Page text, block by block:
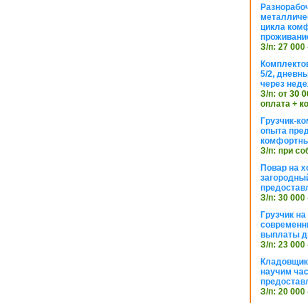
цикла
З/п: 27 000
5/2,
через
З/п: от 30
оплата +
Грузчик-
опыта
З/п: при
Повар на
З/п: 30 000
Грузчик
выплаты
З/п: 23 000
научим
З/п: 20 000